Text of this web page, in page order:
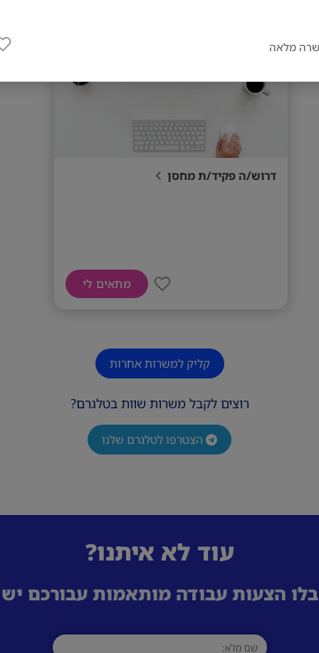
מלאה
דרוש/ה פקיד/ת מחסן
מתאים לי
קליק למשרות אחרות
רוצים לקבל משרות שוות בטלגרם?
הצטרפו לטלגרם שלנו
עוד לא איתנו?
הצעות עבודה מותאמות עבורכם